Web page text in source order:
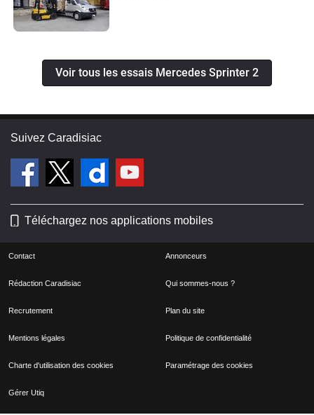
Voir tous les essais Mercedes Sprinter 2
Suivez Caradisiac
Téléchargez nos applications mobiles
Contact Annonceurs
Rédaction Caradisiac Qui sommes-nous ?
Recrutement Plan du site
Mentions légales Politique de confidentialité
Charte d'utilisation des cookies Paramétrage des cookies
Gérer Utiq